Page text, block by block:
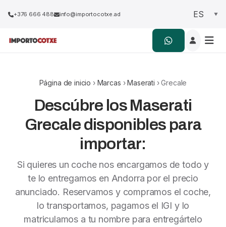
+376 666 488 info@importocotxe.ad
Página de inicio › Marcas ›Maserati › Grecale
Descúbre los Maserati
Grecale disponibles para
importar:
Si quieres un coche nos encargamos de todo y
te lo entregamos en Andorra por el precio
anunciado. Reservamos y compramos el coche,
lo transportamos, pagamos el IGI y lo
matriculamos a tu nombre para entregártelo